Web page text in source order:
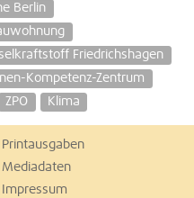
Berlin
Friedrichshagen
Kompetenz-Zentrum
ZPO Klima
Printausgaben
Mediadaten
Impressum